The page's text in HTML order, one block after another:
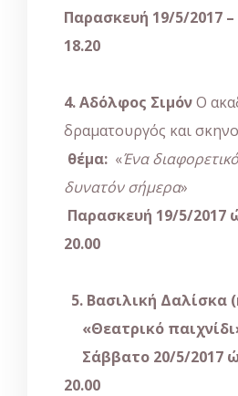
Παρασκευή 19/5/2017
18.20
4. Αδόλφος ΣιμόνO
δραματουργός και
θέμα: «Ένα
δυνατόν σήμερα»
Παρασκευή 19/5/2017
20.00
5. Βασιλική Δαλίσκα
«Θεατρικό
Σάββατο 20/5/2017
20.00